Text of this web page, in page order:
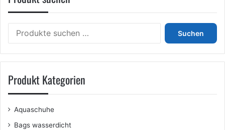
nach:
Suchen
Produkt Kategorien
Aquaschuhe
Bags wasserdicht